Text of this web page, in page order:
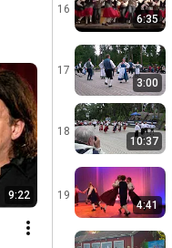
9:22
16
6:35
17
3:00
18
10:37
19
4:41